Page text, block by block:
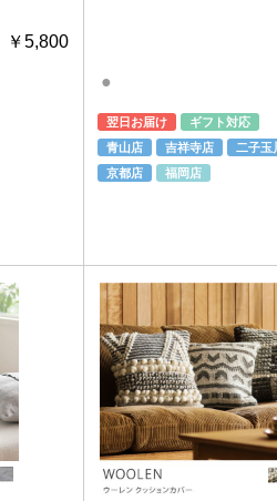
￥5,800
●
翌日お届け
ギフト対応
青山店
吉祥寺店
二子玉
京都店
福岡店